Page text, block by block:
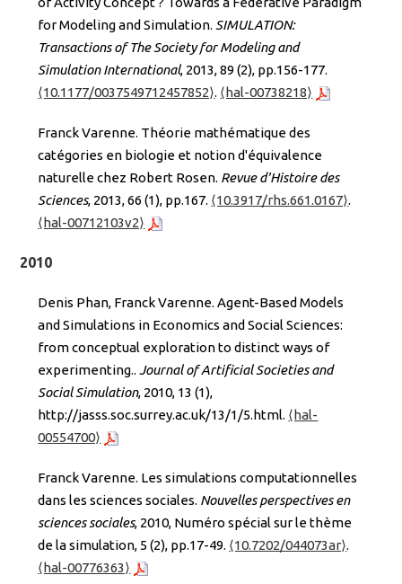
for Modeling and Simulation. SIMULATION:
Transactions of The Society for Modeling and
Simulation International, 2013, 89 (2), pp.156-177.
⟨10.1177/0037549712457852⟩. ⟨hal-00738218⟩
Franck Varenne. Théorie mathématique des
catégories en biologie et notion d'équivalence
naturelle chez Robert Rosen. Revue d'Histoire des
Sciences, 2013, 66 (1), pp.167. ⟨10.3917/rhs.661.0167⟩.
⟨hal-00712103v2⟩
2010
Denis Phan, Franck Varenne. Agent-Based Models
and Simulations in Economics and Social Sciences:
from conceptual exploration to distinct ways of
experimenting..Journal of Artificial Societies and
Social Simulation, 2010, 13 (1),
http://jasss.soc.surrey.ac.uk/13/1/5.html. ⟨hal-
00554700⟩
Franck Varenne. Les simulations computationnelles
dans les sciences sociales. Nouvelles perspectives en
sciences sociales, 2010, Numéro spécial sur le thème
de la simulation, 5 (2), pp.17-49. ⟨10.7202/044073ar⟩.
⟨hal-00776363⟩